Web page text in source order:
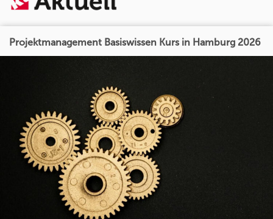
Projektmanagement Basiswissen Kurs in Hamburg 2026